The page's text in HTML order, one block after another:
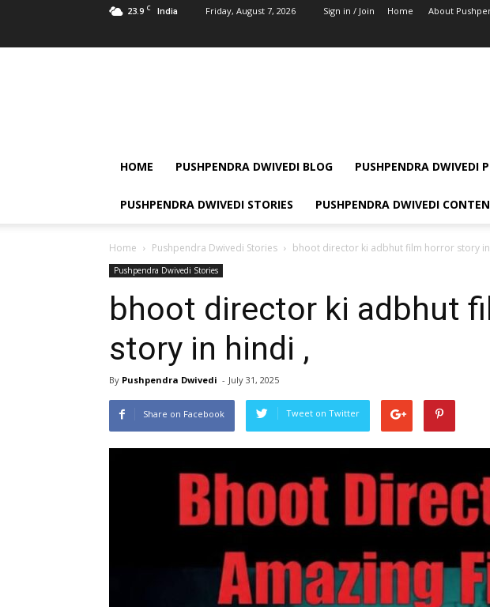
23.9 C India Friday, August 7, 2026 Sign in / Join Home About
HOME PUSHPENDRA DWIVEDI BLOG PUSHPENDRA DWIVEDI
PUSHPENDRA DWIVEDI STORIES PUSHPENDRA DWIVEDI
Home Pushpendra Dwivedi Stories bhoot director ki adbhut film horror story
Pushpendra Dwivedi Stories
bhoot director ki adbhut
story in hindi ,
By Pushpendra Dwivedi - July 31, 2025
Share on Facebook Tweet on Twitter